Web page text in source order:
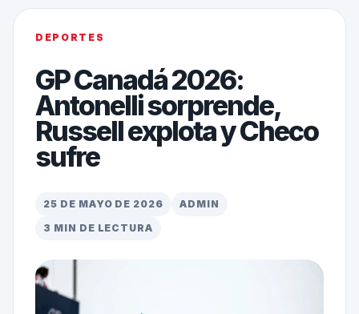
DEPORTES
GP Canadá 2026:
Antonelli sorprende,
Russell explota y Checo
sufre
25 DE MAYO DE 2026
ADMIN
3 MIN DE LECTURA